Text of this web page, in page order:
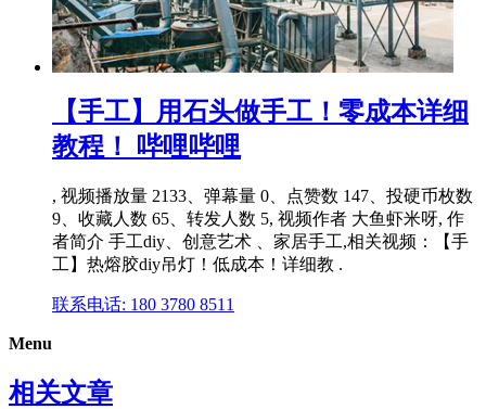
【手工】用石头做手工！零成本详细
教程！ 哔哩哔哩
, 视频播放量 2133、弹幕量 0、点赞数 147、投硬币枚数
9、收藏人数 65、转发人数 5, 视频作者 大鱼虾米呀, 作
者简介 手工diy、创意艺术 、家居手工,相关视频：【手
工】热熔胶diy吊灯！低成本！详细教 .
联系电话: 180 3780 8511
Menu
相关文章